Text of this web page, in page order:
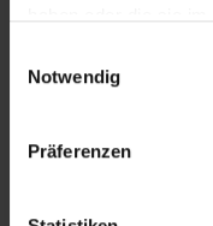
Notwendig
Präferenzen
Aphelie, col. 04
679,00 €